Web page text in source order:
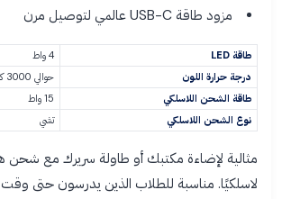
مزود طاقة USB-C عالمي لتوصيل مرن
طاقة LED
4 واط
درجة حرارة اللون
حوالي 3000 كلفن
طاقة الشحن اللاسلكي
15 واط
نوع الشحن اللاسلكي
تشي
مثالية لإضاءة مكتبك أو طاولة سريرك مع شحن
لاسلكيًا. مناسبة للطلاب الذين يدرسون حتى وقت